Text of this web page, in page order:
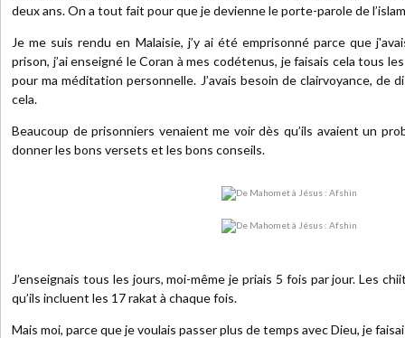
deux ans. On a tout fait pour que je devienne le porte-parole de
Je me suis rendu en Malaisie, j’y ai été emprisonné parce que
prison, j’ai enseigné le Coran à mes codétenus, je faisais cela tous
pour ma méditation personnelle. J’avais besoin de clairvoyance, de
cela.
Beaucoup de prisonniers venaient me voir dès qu’ils avaient un
donner les bons versets et les bons conseils.
J’enseignais tous les jours, moi-même je priais 5 fois par jour. Les
qu’ils incluent les 17 rakat à chaque fois.
Mais moi, parce que je voulais passer plus de temps avec Dieu, je